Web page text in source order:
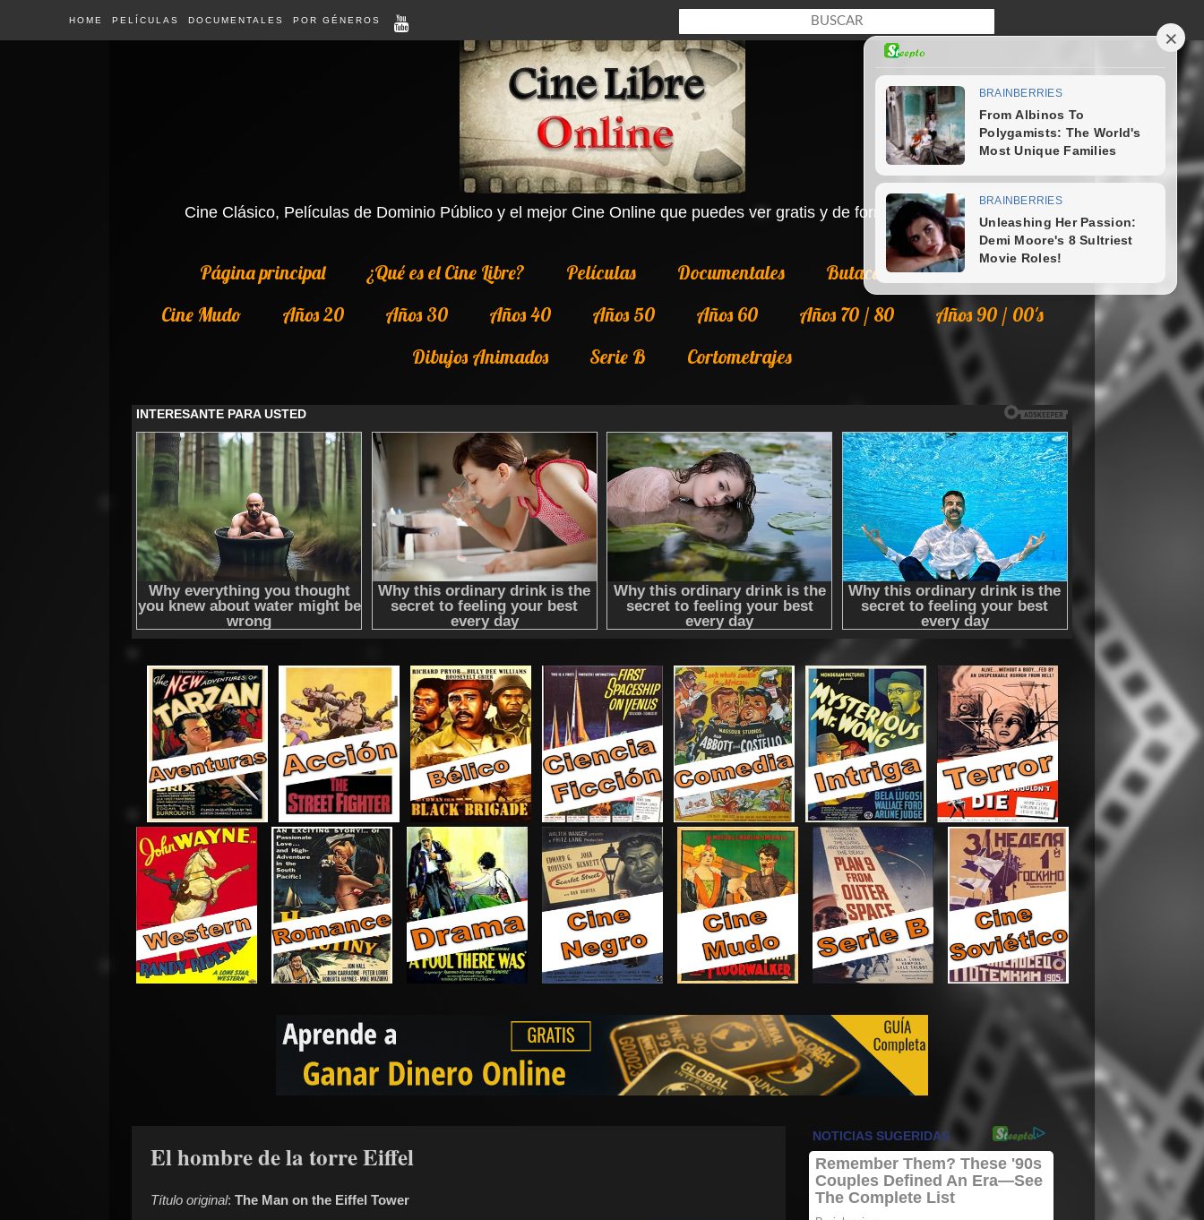
HOME PELÍCULAS DOCUMENTALES POR GÉNEROS
Cine Clásico, Películas de Dominio Público y el mejor Cine Online que puedes ver gratis y de forma legal en Internet.
Página principal ¿Qué es el Cine Libre? Películas Documentales Butaca
Colecciones
Cine Mudo
Años 20 Años 30 Años 40 Años 50 Años 60 Años 70 / 80
Años 90 / 00's
Dibujos Animados
Serie B Cortometrajes
El hombre de la torre Eiffel
Título original: The Man on the Eiffel Tower